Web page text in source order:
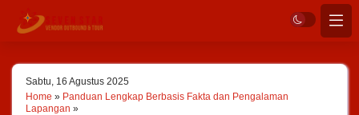
Sabtu, 16 Agustus 2025
Home » Panduan Lengkap Berbasis Fakta dan Pengalaman
Lapangan »